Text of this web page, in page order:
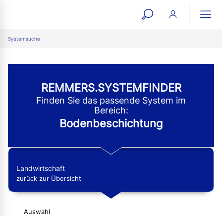
open
Systemsuche
REMMERS.SYSTEMFINDER
Finden Sie das passende System im
Bereich:
Bodenbeschichtung
Landwirtschaft
zurück zur Übersicht
Auswahl